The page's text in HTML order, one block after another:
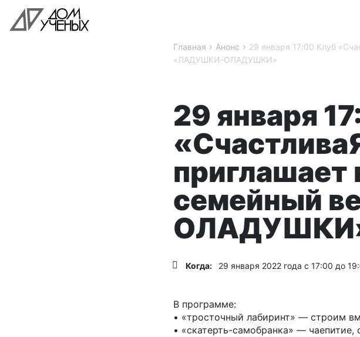
Главная › Анонс › 29 января 17:00 Клуб
«ЛАДУШКИ-ОЛАДУШКИ»
29 января
приглашает
семейный
Когда: 29 января 2022 года с 17:00 до
В программе:
• «тросточный лабиринт» — строим
• «скатерть-самобранка» — чаепитие,